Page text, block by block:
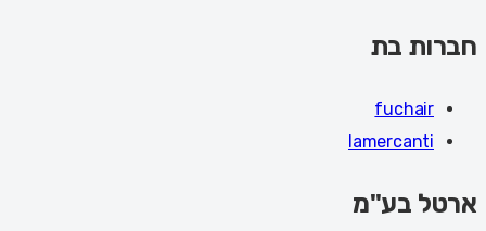
חברות בת
fuchair
lamercanti
ארטל בע"מ